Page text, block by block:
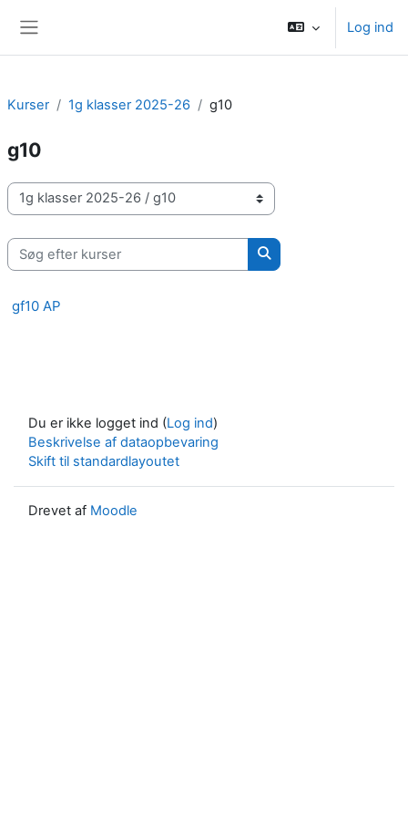
Log ind
Kurser 1g klasser 2025-26 g10
g10
Kursuskategorier
Søg efter kurser
Søg efter kurser
gf10 AP
Du er ikke logget ind (Log ind)
Beskrivelse af dataopbevaring
Skift til standardlayoutet
Drevet af Moodle